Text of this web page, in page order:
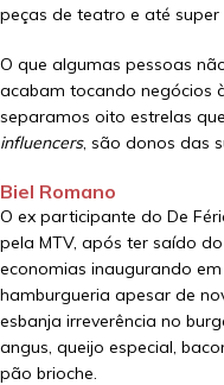
peças de teatro e até super
O que algumas pessoas
acabam tocando negócios
separamos oito estrelas
influencers, são donos das
Biel Romano
O ex participante do De
pela MTV, após ter saído
economias inaugurando
hamburgueria apesar de
esbanja irreverência no
angus, queijo especial,
pão brioche.